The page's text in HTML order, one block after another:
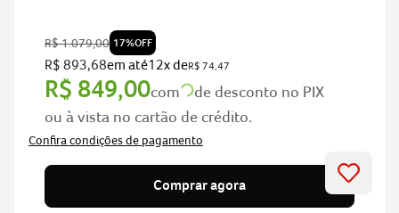
R$1.079,00 17%OFF
R$ 893,68em até12x deR$ 74,47
R$ 849,00com
de desconto no PIX
ou à vista no cartão de crédito.
Comprar agora